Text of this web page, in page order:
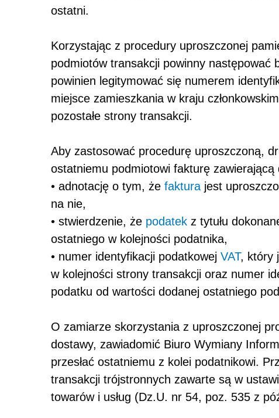
ostatni.
Korzystając z procedury uproszczonej
podmiotów transakcji powinny następować
powinien legitymować się numerem
miejsce zamieszkania w kraju
pozostałe strony transakcji.
Aby zastosować procedurę uproszczoną,
ostatniemu podmiotowi fakturę zawierającą
• adnotację o tym, że faktura jest
na nie,
• stwierdzenie, że podatek z tytułu
ostatniego w kolejności podatnika,
• numer identyfikacji podatkowej VAT, który
w kolejności strony transakcji oraz numer
podatku od wartości dodanej ostatniego
O zamiarze skorzystania z uproszczonej
dostawy, zawiadomić Biuro Wymiany
przesłać ostatniemu z kolei podatnikowi.
transakcji trójstronnych zawarte są w
towarów i usług (Dz.U. nr 54, poz. 535 z